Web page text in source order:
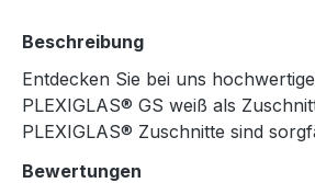
Beschreibung
Entdecken Sie bei uns
PLEXIGLAS® GS weiß als
PLEXIGLAS® Zuschnitte sind
Bewertungen